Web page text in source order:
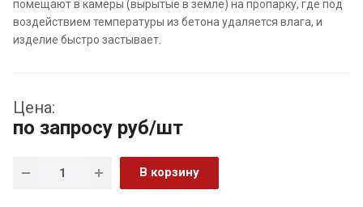
помещают в камеры (вырытые в земле) на пропарку, где под
воздействием температуры из бетона удаляется влага, и
изделие быстро застывает.
Цена:
по запросу руб/шт
В корзину